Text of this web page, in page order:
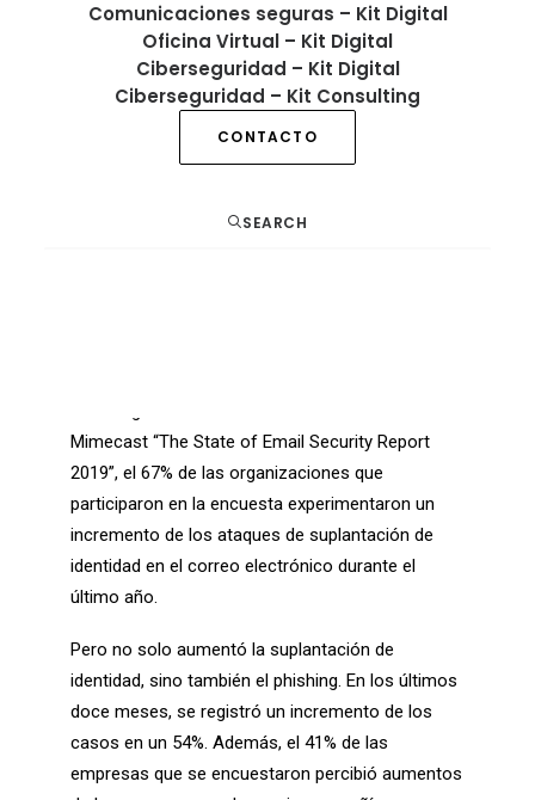
Comunicaciones seguras – Kit Digital
Oficina Virtual – Kit Digital
Ciberseguridad – Kit Digital
Ciberseguridad – Kit Consulting
CONTACTO
SEARCH
Mimecast “The State of Email Security Report
2019”, el 67% de las organizaciones que
participaron en la encuesta experimentaron un
incremento de los ataques de suplantación de
identidad en el correo electrónico durante el
último año.
Pero no solo aumentó la suplantación de
identidad, sino también el phishing. En los últimos
doce meses, se registró un incremento de los
casos en un 54%. Además, el 41% de las
empresas que se encuestaron percibió aumentos